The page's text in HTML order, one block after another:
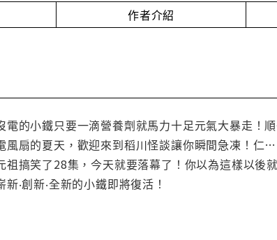
作者介紹
電的小鐵只要一滴營養劑就馬力十足元氣大暴走！
扇的夏天，歡迎來到稻川怪談讓你瞬間急凍！
搞笑了28集，今天就要落幕了！你以為這樣以後
‧創新‧全新的小鐵即將復活！